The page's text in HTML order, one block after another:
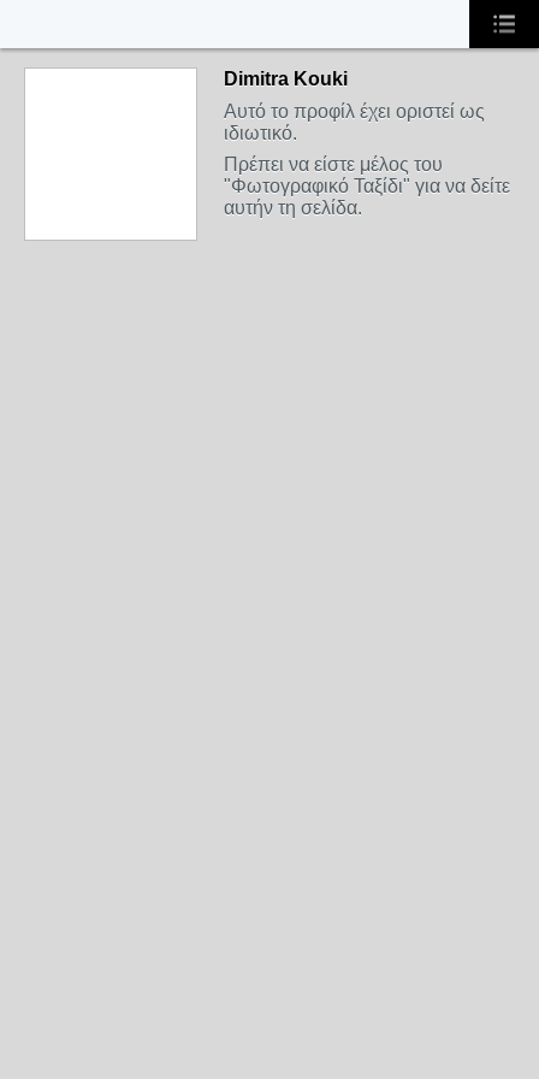
Dimitra Kouki
Αυτό το προφίλ έχει οριστεί ως
ιδιωτικό.
Πρέπει να είστε μέλος του
"Φωτογραφικό Ταξίδι" για να δείτε
αυτήν τη σελίδα.